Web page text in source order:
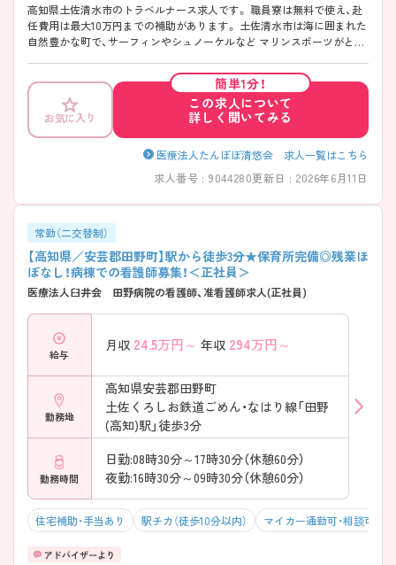
高知県土佐清水市のトラベルナース求人です。 職員寮は無料で使え、赴
任費用は最大10万円までの補助があります。 土佐清水市は海に囲まれた
自然豊かな町で、サーフィンやシュノーケルなど マリンスポーツがとて
お気に入り
簡単1分！
この求人について
詳しく聞いてみる
医療法人たんぽぽ清悠会 求人一覧はこちら
求人番号 : 9044280更新日 : 2026年6月11日
常勤（二交替制）
【高知県／安芸郡田野町】駅から徒歩3分★保育所完備◎残業ほ
ぼなし！病棟での看護師募集！＜正社員＞
医療法人臼井会 田野病院の看護師、准看護師求人(正社員)
給与
月収 24.5万円～ 年収 294万円～
勤務地
高知県安芸郡田野町
土佐くろしお鉄道ごめん・なはり線「田野
(高知)駅」徒歩3分
勤務時間
日勤:08時30分～17時30分（休憩60分）
夜勤:16時30分～09時30分（休憩60分）
住宅補助・手当あり 駅チカ（徒歩10分以内） マイカー通勤可・相談可